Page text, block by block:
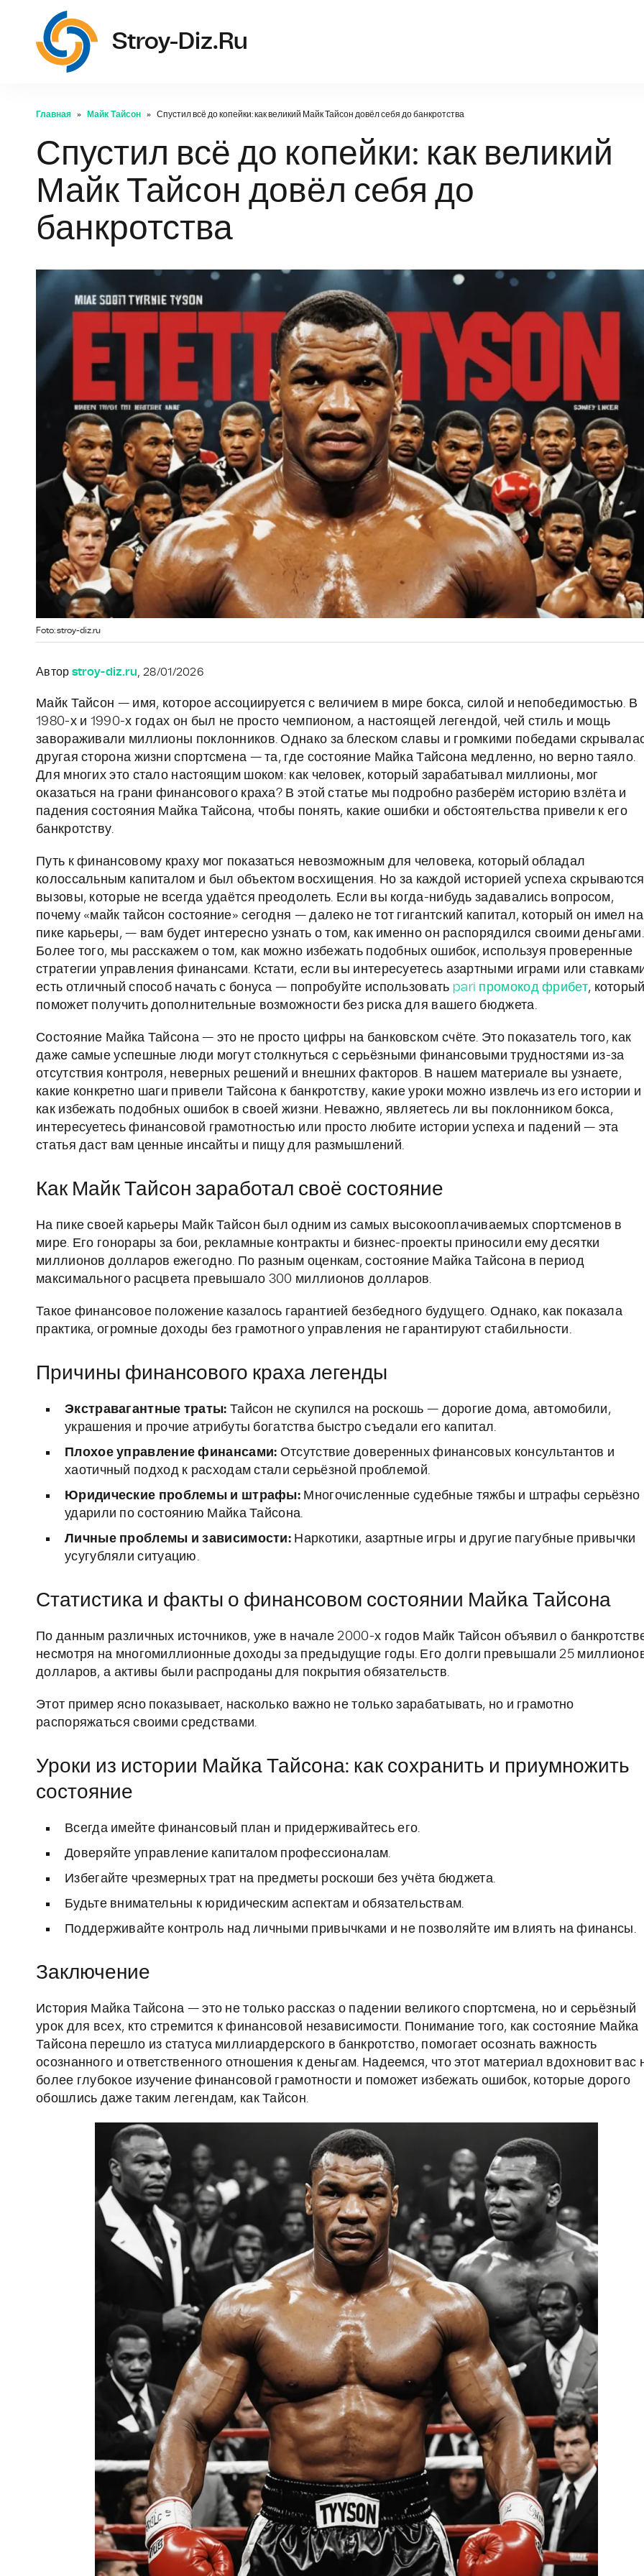
Stroy-Diz.ru
Главная Майк Тайсон Спустил всё до копейки: как великий Майк Тайсон довёл себя до банкротства
Спустил всё до копейки: как великий
Майк Тайсон довёл себя до
банкротства
Foto: stroy-diz.ru
Автор stroy-diz.ru, 28/01/2026
Майк Тайсон — имя, которое ассоциируется с величием в мире бокса, силой и непобедимостью. В
1980-х и 1990-х годах он был не просто чемпионом, а настоящей легендой, чей стиль и мощь
завораживали миллионы поклонников. Однако за блеском славы и громкими победами
другая сторона жизни спортсмена — та, где состояние Майка Тайсона медленно, но верно таяло.
Для многих это стало настоящим шоком: как человек, который зарабатывал миллионы, мог
оказаться на грани финансового краха? В этой статье мы подробно разберём историю взлёта и
падения состояния Майка Тайсона, чтобы понять, какие ошибки и обстоятельства привели к его
банкротству.
Путь к финансовому краху мог показаться невозможным для человека, который обладал
колоссальным капиталом и был объектом восхищения. Но за каждой историей успеха скрываются
вызовы, которые не всегда удаётся преодолеть. Если вы когда-нибудь задавались вопросом,
почему «майк тайсон состояние» сегодня — далеко не тот гигантский капитал, который он имел на
пике карьеры, — вам будет интересно узнать о том, как именно он распорядился своими деньгами.
Более того, мы расскажем о том, как можно избежать подобных ошибок, используя проверенные
стратегии управления финансами. Кстати, если вы интересуетесь азартными играми или
есть отличный способ начать с бонуса — попробуйте использовать pari промокод фрибет,
поможет получить дополнительные возможности без риска для вашего бюджета.
Состояние Майка Тайсона — это не просто цифры на банковском счёте. Это показатель того, как
даже самые успешные люди могут столкнуться с серьёзными финансовыми трудностями из-за
отсутствия контроля, неверных решений и внешних факторов. В нашем материале вы узнаете,
какие конкретно шаги привели Тайсона к банкротству, какие уроки можно извлечь из его истории и
как избежать подобных ошибок в своей жизни. Неважно, являетесь ли вы поклонником бокса,
интересуетесь финансовой грамотностью или просто любите истории успеха и падений — эта
статья даст вам ценные инсайты и пищу для размышлений.
Как Майк Тайсон заработал своё состояние
На пике своей карьеры Майк Тайсон был одним из самых высокооплачиваемых спортсменов в
мире. Его гонорары за бои, рекламные контракты и бизнес-проекты приносили ему десятки
миллионов долларов ежегодно. По разным оценкам, состояние Майка Тайсона в период
максимального расцвета превышало 300 миллионов долларов.
Такое финансовое положение казалось гарантией безбедного будущего. Однако, как показала
практика, огромные доходы без грамотного управления не гарантируют стабильности.
Причины финансового краха легенды
Экстравагантные траты: Тайсон не скупился на роскошь — дорогие дома, автомобили,
украшения и прочие атрибуты богатства быстро съедали его капитал.
Плохое управление финансами: Отсутствие доверенных финансовых консультантов и
хаотичный подход к расходам стали серьёзной проблемой.
Юридические проблемы и штрафы: Многочисленные судебные тяжбы и штрафы серьёзно
ударили по состоянию Майка Тайсона.
Личные проблемы и зависимости: Наркотики, азартные игры и другие пагубные привычки
усугубляли ситуацию.
Статистика и факты о финансовом состоянии Майка Тайсона
По данным различных источников, уже в начале 2000-х годов Майк Тайсон объявил о
несмотря на многомиллионные доходы за предыдущие годы. Его долги превышали 25
долларов, а активы были распроданы для покрытия обязательств.
Этот пример ясно показывает, насколько важно не только зарабатывать, но и грамотно
распоряжаться своими средствами.
Уроки из истории Майка Тайсона: как сохранить и приумножить
состояние
Всегда имейте финансовый план и придерживайтесь его.
Доверяйте управление капиталом профессионалам.
Избегайте чрезмерных трат на предметы роскоши без учёта бюджета.
Будьте внимательны к юридическим аспектам и обязательствам.
Поддерживайте контроль над личными привычками и не позволяйте им влиять на финансы.
Заключение
История Майка Тайсона — это не только рассказ о падении великого спортсмена, но и серьёзный
урок для всех, кто стремится к финансовой независимости. Понимание того, как состояние Майка
Тайсона перешло из статуса миллиардерского в банкротство, помогает осознать важность
осознанного и ответственного отношения к деньгам. Надеемся, что этот материал вдохновит вас
более глубокое изучение финансовой грамотности и поможет избежать ошибок, которые дорого
обошлись даже таким легендам, как Тайсон.